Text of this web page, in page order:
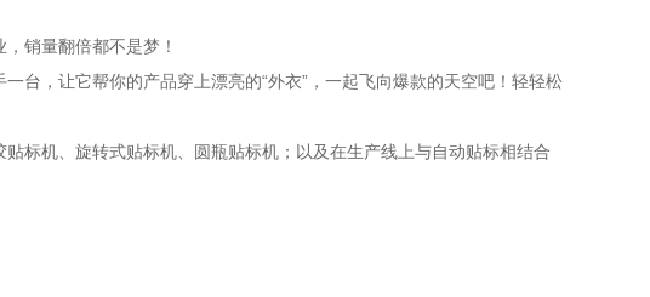
销量翻倍都不是梦！
台，让它帮你的产品穿上漂亮的“外衣”，一起飞向爆款的天空吧！轻轻松
标机、旋转式贴标机、圆瓶贴标机；以及在生产线上与自动贴标相结合